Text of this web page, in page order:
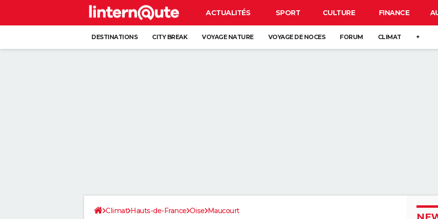
ACTUALITÉS SPORT CULTURE FINANCE
DESTINATIONS CITY BREAK VOYAGE NATURE VOYAGE DE NOCES FORUM CLIMAT +
Climat Hauts-de-France Oise Maucourt